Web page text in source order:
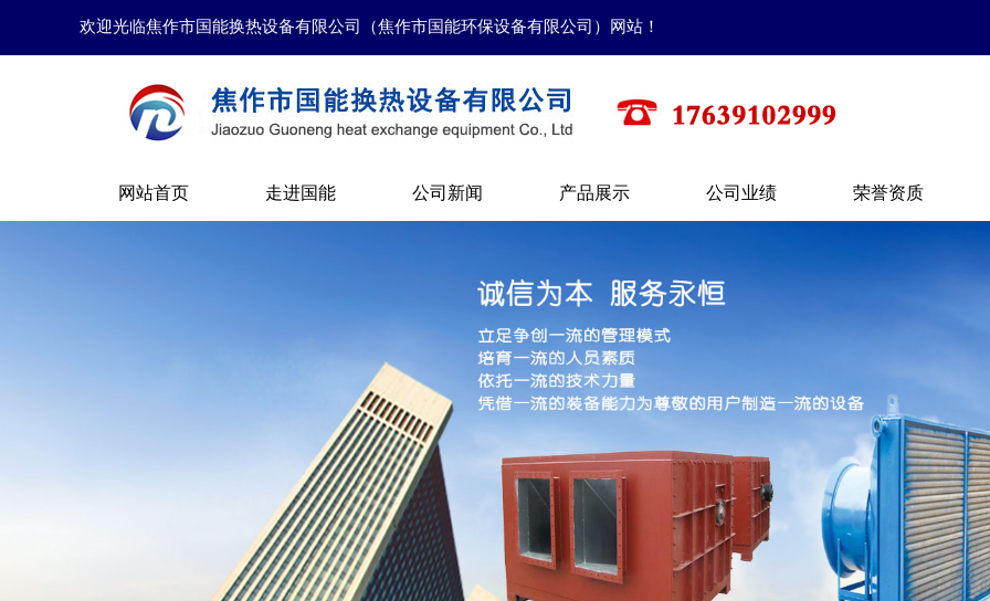
欢迎光临焦作市国能换热设备有限公司（焦作市国能环保设备有限公司）网站！
网站首页 走进国能 公司新闻 产品展示 公司业绩 荣誉资质